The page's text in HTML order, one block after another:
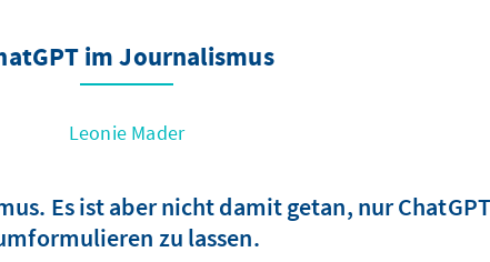
im Journalismus
Leonie Mader
Es ist aber nicht damit getan, nur
zu lassen.